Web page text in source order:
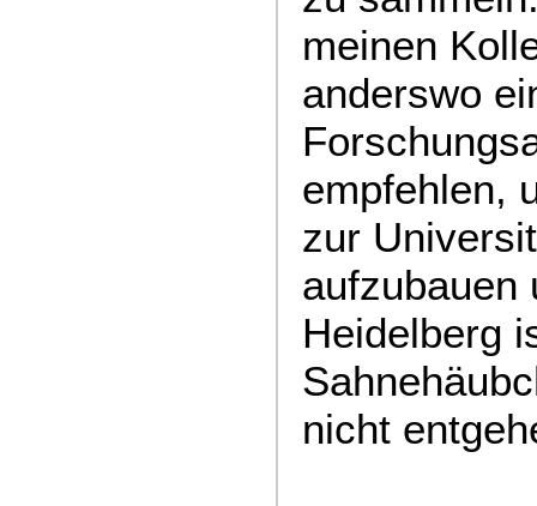
meinen
anderswo
empfehlen,
zur
aufzubauen
Heidelberg
nicht